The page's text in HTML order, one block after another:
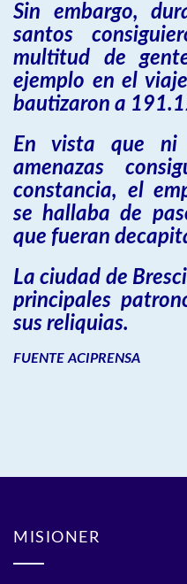
Sin embargo,
santos
multitud de
ejemplo en el
bautizaron a
En vista que
amenazas
constancia, el
se hallaba de
que fueran
La ciudad de
principales
sus reliquias.
FUENTE ACIPRENSA
MISIONER